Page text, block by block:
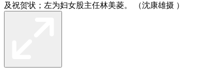
及祝贺状；左为妇女股主任林美菱。 （沈康雄摄 ）